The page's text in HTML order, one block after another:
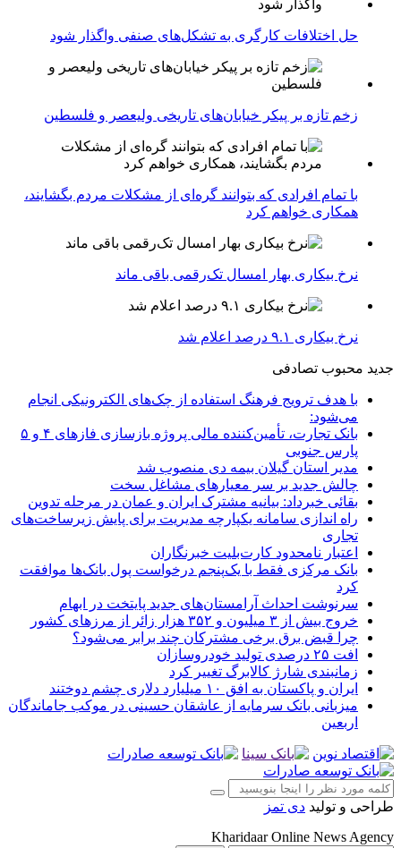
حل اختلافات کارگری به تشکل‌های صنفی واگذار شود
زخم تازه بر پیکر خیابان‌های تاریخی ولیعصر و فلسطین
با تمام افرادی که بتوانند گره‌ای از مشکلات مردم بگشایند،
همکاری خواهم کرد
نرخ بیکاری بهار امسال تک‌رقمی باقی ماند
نرخ بیکاری ۹.۱ درصد اعلام شد
جدید محبوب تصادفی
با هدف ترویج فرهنگ استفاده از چک‌های الکترونیکی انجام
می‌شود:
بانک تجارت، تأمین‌کننده مالی پروژه بازسازی فازهای ۴ و ۵
پارس جنوبی
مدیر استان گیلان بیمه دی منصوب شد
چالش جدید بر سر معیارهای مشاغل سخت
بقائی خبرداد: بیانیه مشترک ایران و عمان در مرحله تدوین
راه اندازی سامانه یکپارچه مدیریت برای پایش زیرساخت‌های
تجاری
اعتبار نامحدود کارت‌بلیت خبرنگاران
بانک مرکزی فقط با یک‌‎پنجم درخواست پول بانک‌ها موافقت
کرد
سرنوشت احداث آرامستان‌های جدید پایتخت در ابهام
خروج بیش از ۳ میلیون و ۳۵۲ هزار زائر از مرزهای کشور
چرا قبض برق برخی مشترکان چند برابر می‌شود؟
افت ۲۵ درصدی تولید خودروسازان
زمانبندی شارژ کالابرگ تغییر کرد
ایران و پاکستان به افق ۱۰ میلیارد دلاری چشم دوختند
میزبانی بانک سرمایه از عاشقان حسینی در موکب جاماندگان
اربعین
طراحی و تولید دی تمز
Kharidaar Online News Agency